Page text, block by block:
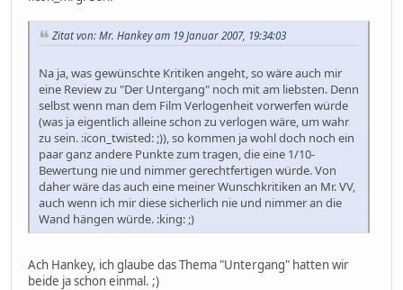
Zitat von: Mr. Hankey am 19 Januar 2007, 19:34:03
Na ja, was gewünschte Kritiken angeht, so wäre auch mir
eine Review zu "Der Untergang" noch mit am liebsten. Denn
selbst wenn man dem Film Verlogenheit vorwerfen würde
(was ja eigentlich alleine schon zu verlogen wäre, um wahr
zu sein. :icon_twisted: ;)), so kommen ja wohl doch noch ein
paar ganz andere Punkte zum tragen, die eine 1/10-
Bewertung nie und nimmer gerechtfertigen würde. Von
daher wäre das auch eine meiner Wunschkritiken an Mr. VV,
auch wenn ich mir diese sicherlich nie und nimmer an die
Wand hängen würde. :king: ;)
Ach Hankey, ich glaube das Thema "Untergang" hatten wir
beide ja schon einmal. ;)